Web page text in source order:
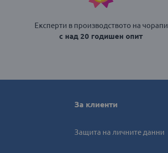
Експерти в производството на чорапи
с над 20 годишен опит
За клиенти
Защита на личните данни